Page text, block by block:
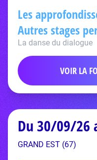
Les
Autres stages
La danse du dialogue
VOIR LA
Du 30/09/26
GRAND EST (67)